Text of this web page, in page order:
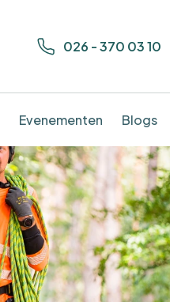
026 - 370 03 10
Evenementen Blogs